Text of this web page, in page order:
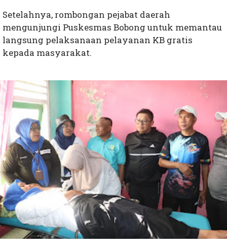
Setelahnya, rombongan pejabat daerah
mengunjungi Puskesmas Bobong untuk memantau
langsung pelaksanaan pelayanan KB gratis
kepada masyarakat.